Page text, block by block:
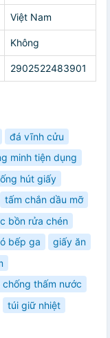
Việt Nam
Không
2902522483901
đá vĩnh cửu
minh tiện dụng
ống hút giấy
tấm chắn dầu mỡ
bồn rửa chén
bếp ga
giấy ăn
thấm nước
túi giữ nhiệt